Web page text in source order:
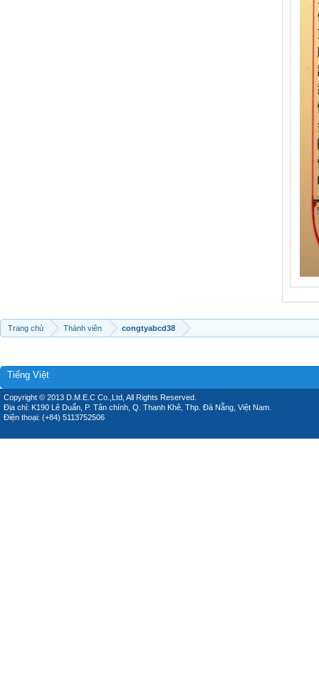
Trang chủ Thành viên congtyabcd38
Tiếng Việt
Copyright © 2013 D.M.E.C Co.,Ltd, All Rights Reserved.
Địa chỉ: K190 Lê Duẩn, P. Tân chính, Q. Thanh Khê, Thp. Đà Nẵng, Việt Nam.
Điện thoại: (+84) 5113752506